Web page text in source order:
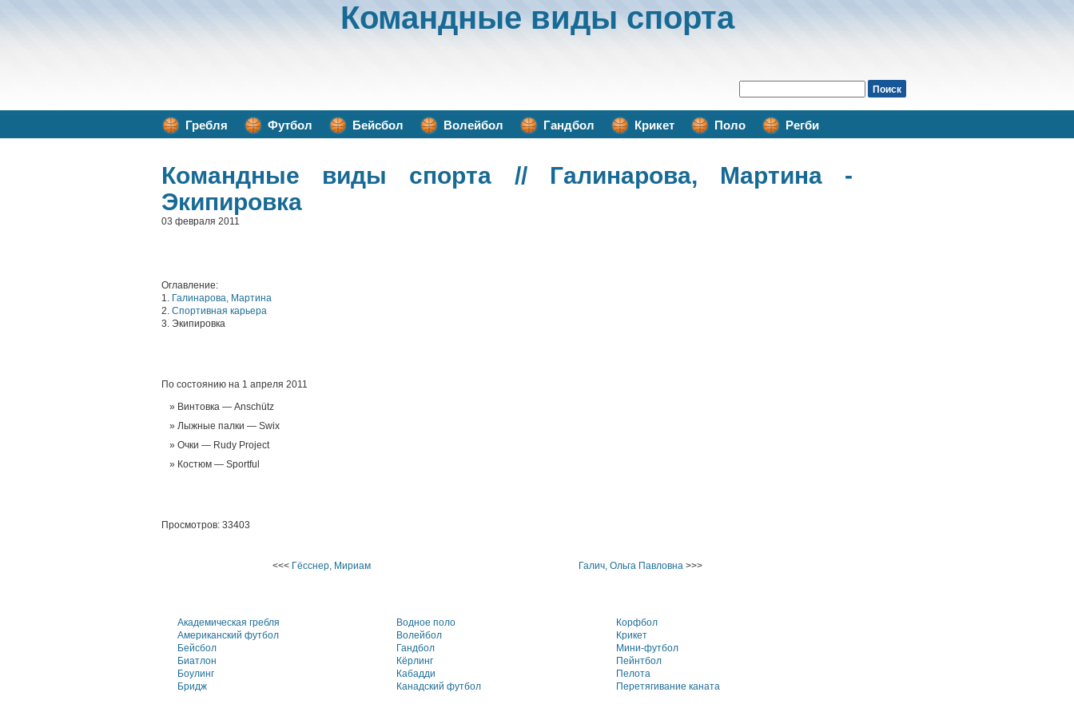
Командные виды спорта
Гребля Футбол Бейсбол Волейбол Гандбол Крикет Поло Регби
Командные виды спорта // Галинарова, Мартина -
Экипировка
03 февраля 2011
Оглавление:
1. Галинарова, Мартина
2. Спортивная карьера
3. Экипировка
По состоянию на 1 апреля 2011
Винтовка — Anschütz
Лыжные палки — Swix
Очки — Rudy Project
Костюм — Sportful
Просмотров: 33403
<<< Гёсснер, Мириам Галич, Ольга Павловна>>>
Академическая гребля
Американский футбол
Бейсбол
Биатлон
Боулинг
Бридж
Водное поло
Волейбол
Гандбол
Кёрлинг
Кабадди
Канадский футбол
Корфбол
Крикет
Мини-футбол
Пейнтбол
Пелота
Перетягивание каната